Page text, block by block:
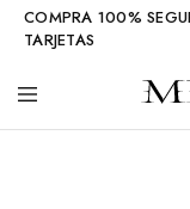
COMPRA 100%
TARJETAS
Meridian
Accesorios